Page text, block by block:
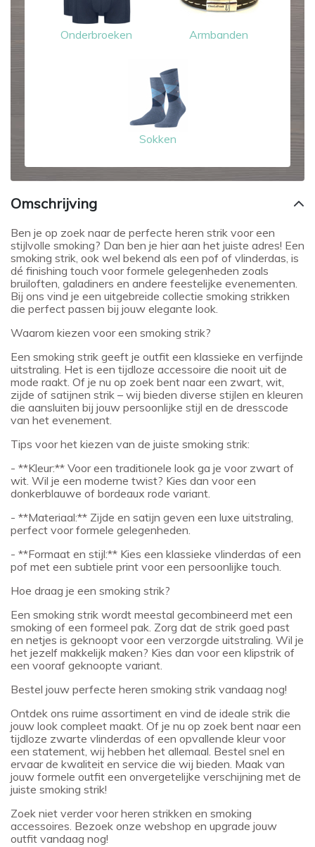
Onderbroeken Armbanden
Sokken
Omschrijving
Ben je op zoek naar de perfecte heren strik voor een
stijlvolle smoking? Dan ben je hier aan het juiste adres! Een
smoking strik, ook wel bekend als een pof of vlinderdas, is
dé finishing touch voor formele gelegenheden zoals
bruiloften, galadiners en andere feestelijke evenementen.
Bij ons vind je een uitgebreide collectie smoking strikken
die perfect passen bij jouw elegante look.
Waarom kiezen voor een smoking strik?
Een smoking strik geeft je outfit een klassieke en verfijnde
uitstraling. Het is een tijdloze accessoire die nooit uit de
mode raakt. Of je nu op zoek bent naar een zwart, wit,
zijde of satijnen strik – wij bieden diverse stijlen en kleuren
die aansluiten bij jouw persoonlijke stijl en de dresscode
van het evenement.
Tips voor het kiezen van de juiste smoking strik:
- **Kleur:** Voor een traditionele look ga je voor zwart of
wit. Wil je een moderne twist? Kies dan voor een
donkerblauwe of bordeaux rode variant.
- **Materiaal:** Zijde en satijn geven een luxe uitstraling,
perfect voor formele gelegenheden.
- **Formaat en stijl:** Kies een klassieke vlinderdas of een
pof met een subtiele print voor een persoonlijke touch.
Hoe draag je een smoking strik?
Een smoking strik wordt meestal gecombineerd met een
smoking of een formeel pak. Zorg dat de strik goed past
en netjes is geknoopt voor een verzorgde uitstraling. Wil je
het jezelf makkelijk maken? Kies dan voor een klipstrik of
een vooraf geknoopte variant.
Bestel jouw perfecte heren smoking strik vandaag nog!
Ontdek ons ruime assortiment en vind de ideale strik die
jouw look compleet maakt. Of je nu op zoek bent naar een
tijdloze zwarte vlinderdas of een opvallende kleur voor
een statement, wij hebben het allemaal. Bestel snel en
ervaar de kwaliteit en service die wij bieden. Maak van
jouw formele outfit een onvergetelijke verschijning met de
juiste smoking strik!
Zoek niet verder voor heren strikken en smoking
accessoires. Bezoek onze webshop en upgrade jouw
outfit vandaag nog!